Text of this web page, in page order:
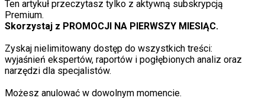
Ten artykuł przeczytasz tylko z aktywną subskrypcją
Premium.
Skorzystaj z PROMOCJI NA PIERWSZY MIESIĄC.
Zyskaj nielimitowany dostęp do wszystkich treści:
wyjaśnień ekspertów, raportów i pogłębionych analiz oraz
narzędzi dla specjalistów.
Możesz anulować w dowolnym momencie.